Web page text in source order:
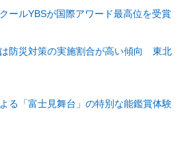
ールYBSが国際アワード最高位を受賞
防災対策の実施割合が高い傾向 東北
る「富士見舞台」の特別な能鑑賞体験